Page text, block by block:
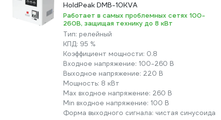
HoldPeak DMB-10KVA
Работает в самых проблемных сетях 100-
260В, защищая технику до 8 кВт
Тип: релейный
КПД: 95 %
Коэффициент мощности: 0.8
Входное напряжение: 100-260 В
Выходное напряжение: 220 В
Мощность: 8 кВт
Max входное напряжение: 260 В
Min входное напряжение: 100 В
Форма выходного сигнала: чистая синусоида